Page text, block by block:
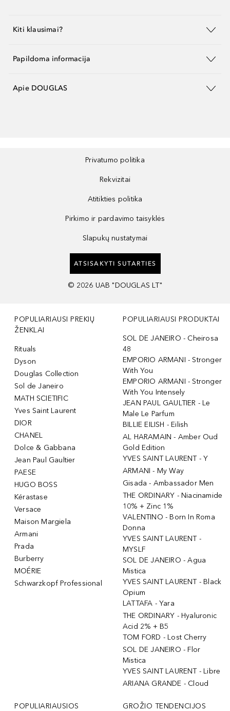
Kiti klausimai?
Papildoma informacija
Apie DOUGLAS
Privatumo politika
Rekvizitai
Atitikties politika
Pirkimo ir pardavimo taisyklės
Slapukų nustatymai
ATSISAKYTI SUTARTIES
© 2026 UAB "DOUGLAS LT"
POPULIARIAUSI PREKIŲ
ŽENKLAI
Rituals
Dyson
Douglas Collection
Sol de Janeiro
MATH SCIETIFIC
Yves Saint Laurent
DIOR
CHANEL
Dolce & Gabbana
Jean Paul Gaultier
PAESE
HUGO BOSS
Kérastase
Versace
Maison Margiela
Armani
Prada
Burberry
MOÉRIE
Schwarzkopf Professional
POPULIARIAUSI PRODUKTAI
SOL DE JANEIRO - Cheirosa
48
EMPORIO ARMANI - Stronger
With You
EMPORIO ARMANI - Stronger
With You Intensely
JEAN PAUL GAULTIER - Le
Male Le Parfum
BILLIE EILISH - Eilish
AL HARAMAIN - Amber Oud
Gold Edition
YVES SAINT LAURENT - Y
ARMANI - My Way
Gisada - Ambassador Men
THE ORDINARY - Niacinamide
10% + Zinc 1%
VALENTINO - Born In Roma
Donna
YVES SAINT LAURENT -
MYSLF
SOL DE JANEIRO - Agua
Mistica
YVES SAINT LAURENT - Black
Opium
LATTAFA - Yara
THE ORDINARY - Hyaluronic
Acid 2% + B5
TOM FORD - Lost Cherry
SOL DE JANEIRO - Flor
Mistica
YVES SAINT LAURENT - Libre
ARIANA GRANDE - Cloud
POPULIARIAUSIOS
GROŽIO TENDENCIJOS